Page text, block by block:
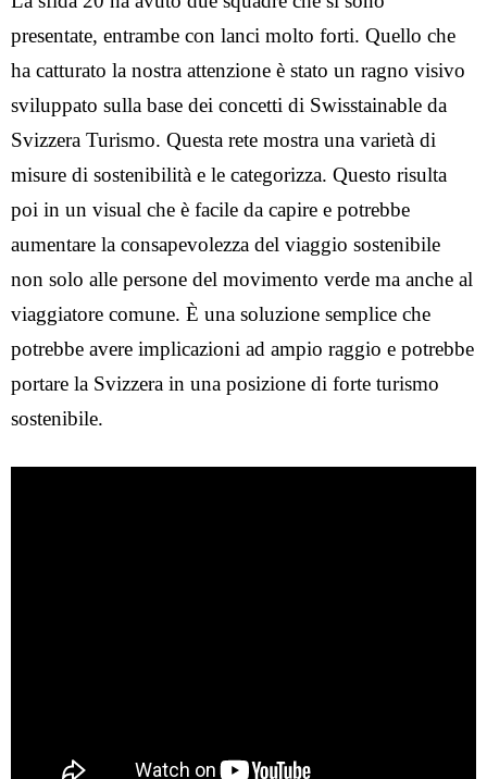
presentate, entrambe con lanci molto forti. Quello che
ha catturato la nostra attenzione è stato un ragno visivo
sviluppato sulla base dei concetti di Swisstainable da
Svizzera Turismo. Questa rete mostra una varietà di
misure di sostenibilità e le categorizza. Questo risulta
poi in un visual che è facile da capire e potrebbe
aumentare la consapevolezza del viaggio sostenibile
non solo alle persone del movimento verde ma anche al
viaggiatore comune. È una soluzione semplice che
potrebbe avere implicazioni ad ampio raggio e potrebbe
portare la Svizzera in una posizione di forte turismo
sostenibile.